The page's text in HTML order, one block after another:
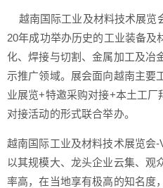
越南国际工业及材料技术展览
20年成功举办历史的工业装备及
化、焊接与切割、金属加工及冶
示推广领域。展会面向越南主要
业展览+特邀采购对接+本土工
对接活动的形式联合举办。
越南国际工业及材料技术展览会-
以其规模大、龙头企业云集、观
率高，在当地享有极高的知名度